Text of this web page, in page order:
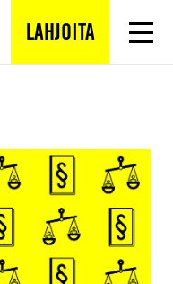
LAHJOITA